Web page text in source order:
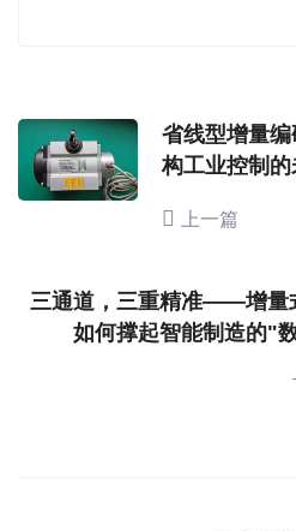
省线型增量
构工业控制的
上一篇
三通道，三重精准——增量
如何撑起智能制造的"